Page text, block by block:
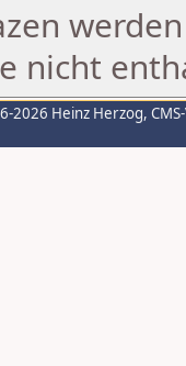
nicht
2026 Heinz Herzog,